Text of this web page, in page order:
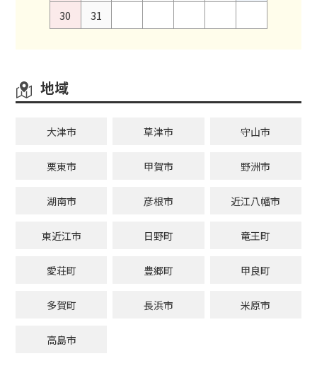
30
31
地域
大津市 草津市 守山市
栗東市 甲賀市 野洲市
湖南市 彦根市 近江八幡市
東近江市 日野町 竜王町
愛荘町 豊郷町 甲良町
多賀町 長浜市 米原市
高島市